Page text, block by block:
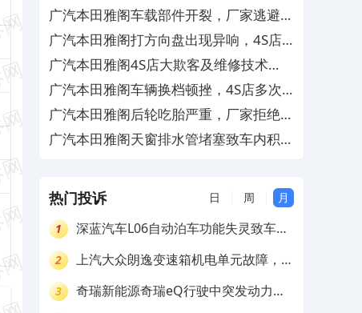
任拒绝保修
广汽本田雅阁车载部件开裂，厂家逃避责
任拒绝保修
广汽本田雅阁打方向盘出现异响，4S店
屡次维修未彻底解决
广汽本田雅阁4S店大欺客及维修技术
差，要求修复车辆并赔偿损失
广汽本田雅阁车辆换档顿挫，4S店多次
维修未解决
广汽本田雅阁后轮吃胎严重，厂家拒绝索
赔更换
广汽本田雅阁天窗排水管堵塞致车内积水
热门投诉 日 周 月
1
深蓝汽车L06自动泊车功能失灵致车辆
2
上汽大众朗逸变速箱机电单元故障，厂
3
奇瑞新能源奇瑞eQ行驶中突发动力受